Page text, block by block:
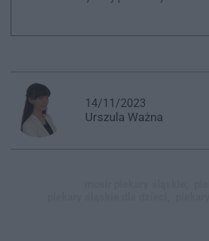
14/11/2023
Urszula Ważna